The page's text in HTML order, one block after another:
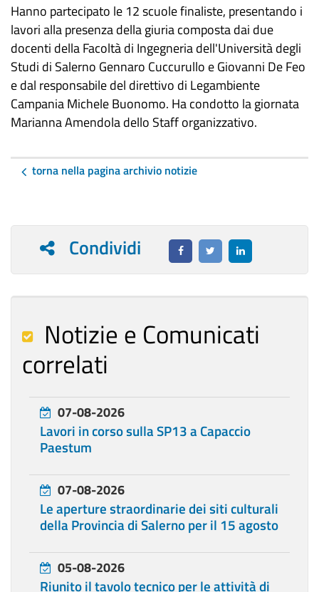
Hanno partecipato le 12 scuole finaliste, presentando i
lavori alla presenza della giuria composta dai due
docenti della Facoltà di Ingegneria dell'Università degli
Studi di Salerno Gennaro Cuccurullo e Giovanni De Feo
e dal responsabile del direttivo di Legambiente
Campania Michele Buonomo. Ha condotto la giornata
Marianna Amendola dello Staff organizzativo.
torna nella pagina archivio notizie
Condividi
Notizie e Comunicati
correlati
07-08-2026
Lavori in corso sulla SP13 a Capaccio
Paestum
07-08-2026
Le aperture straordinarie dei siti culturali
della Provincia di Salerno per il 15 agosto
05-08-2026
Riunito il tavolo tecnico per le attività di